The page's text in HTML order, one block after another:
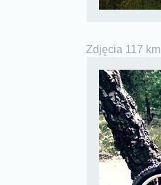
Zdjęcia 117 km